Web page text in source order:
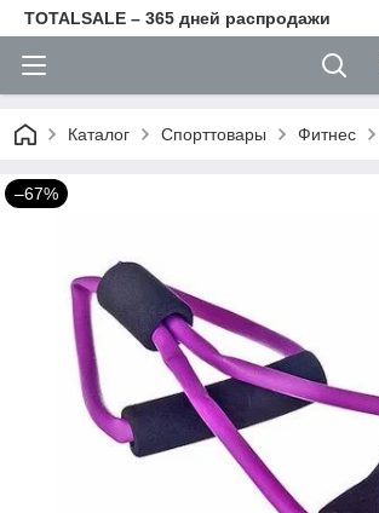
TOTALSALE – 365 дней распродажи
Каталог Спорттовары Фитнес
–67%